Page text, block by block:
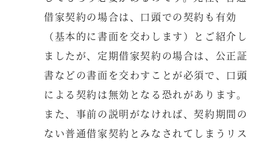
借家契約の場合は、口頭での契約も有効
（基本的に書面を交わします）とご紹介し
ましたが、定期借家契約の場合は、公正証
書などの書面を交わすことが必須で、口頭
による契約は無効となる恐れがあります。
また、事前の説明がなければ、契約期間の
ない普通借家契約とみなされてしまうリス